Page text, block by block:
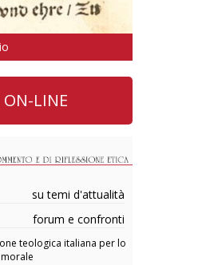
LINE
su temi d'attualità
forum e confronti
teologica italiana per lo